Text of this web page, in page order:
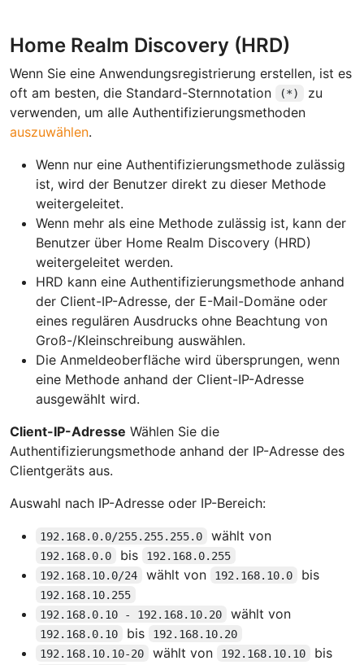
Home Realm Discovery (HRD)
Wenn Sie eine Anwendungsregistrierung erstellen, ist es
oft am besten, die Standard-Sternnotation
(*)
zu
verwenden, um alle Authentifizierungsmethoden
auszuwählen.
Wenn nur eine Authentifizierungsmethode zulässig
ist, wird der Benutzer direkt zu dieser Methode
weitergeleitet.
Wenn mehr als eine Methode zulässig ist, kann der
Benutzer über Home Realm Discovery (HRD)
weitergeleitet werden.
HRD kann eine Authentifizierungsmethode anhand
der Client-IP-Adresse, der E-Mail-Domäne oder
eines regulären Ausdrucks ohne Beachtung von
Groß-/Kleinschreibung auswählen.
Die Anmeldeoberfläche wird übersprungen, wenn
eine Methode anhand der Client-IP-Adresse
ausgewählt wird.
Client-IP-Adresse Wählen Sie die
Authentifizierungsmethode anhand der IP-Adresse des
Clientgeräts aus.
Auswahl nach IP-Adresse oder IP-Bereich:
192.168.0.0/255.255.255.0 wählt von
192.168.0.0 bis
192.168.0.255
192.168.10.0/24
wählt von 192.168.10.0 bis
192.168.10.255
192.168.0.10 - 192.168.10.20
wählt von
192.168.0.10 bis
192.168.10.20
192.168.10.10-20
wählt von 192.168.10.10 bis